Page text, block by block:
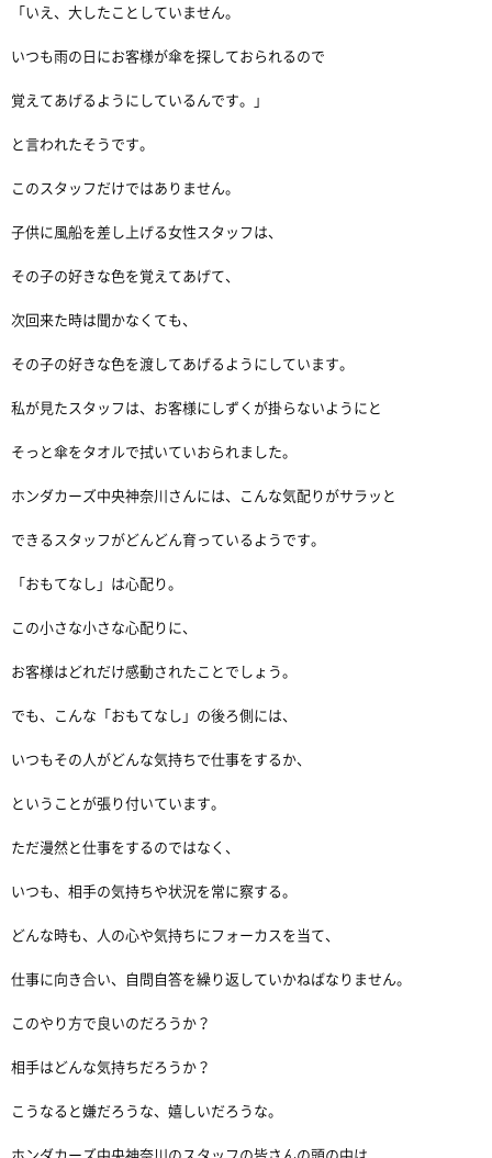
「いえ、大したことしていません。
いつも雨の日にお客様が傘を探しておられるので
覚えてあげるようにしているんです。」
と言われたそうです。
このスタッフだけではありません。
子供に風船を差し上げる女性スタッフは、
その子の好きな色を覚えてあげて、
次回来た時は聞かなくても、
その子の好きな色を渡してあげるようにしています。
私が見たスタッフは、お客様にしずくが掛らないようにと
そっと傘をタオルで拭いていおられました。
ホンダカーズ中央神奈川さんには、こんな気配りがサラッと
できるスタッフがどんどん育っているようです。
「おもてなし」は心配り。
この小さな小さな心配りに、
お客様はどれだけ感動されたことでしょう。
でも、こんな「おもてなし」の後ろ側には、
いつもその人がどんな気持ちで仕事をするか、
ということが張り付いています。
ただ漫然と仕事をするのではなく、
いつも、相手の気持ちや状況を常に察する。
どんな時も、人の心や気持ちにフォーカスを当て、
仕事に向き合い、自問自答を繰り返していかねばなりません。
このやり方で良いのだろうか？
相手はどんな気持ちだろうか？
こうなると嫌だろうな、嬉しいだろうな。